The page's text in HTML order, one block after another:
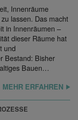
Innenräume
lassen. Das macht
in Innenräumen –
dieser Räume hat
und
Bestand: Bisher
Bauen…
MEHR ERFAHREN